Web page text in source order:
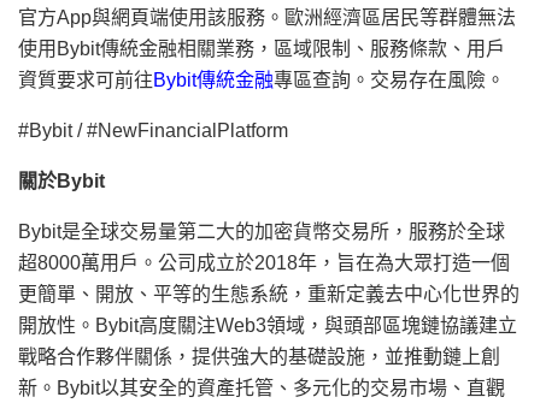
官方App與網頁端使用該服務。歐洲經濟區居民等群體無法
使用Bybit傳統金融相關業務，區域限制、服務條款、用戶
資質要求可前往Bybit傳統金融專區查詢。交易存在風險。
#Bybit / #NewFinancialPlatform
關於Bybit
Bybit是全球交易量第二大的加密貨幣交易所，服務於全球
超8000萬用戶。公司成立於2018年，旨在為大眾打造一個
更簡單、開放、平等的生態系統，重新定義去中心化世界的
開放性。Bybit高度關注Web3領域，與頭部區塊鏈協議建立
戰略合作夥伴關係，提供強大的基礎設施，並推動鏈上創
新。Bybit以其安全的資產托管、多元化的交易市場、直觀